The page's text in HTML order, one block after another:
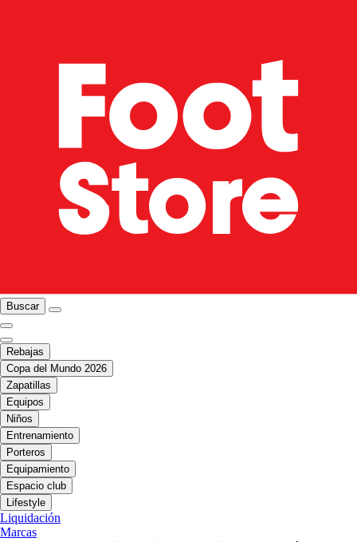
Buscar
Rebajas
Copa del Mundo 2026
Zapatillas
Equipos
Niños
Entrenamiento
Porteros
Equipamiento
Espacio club
Lifestyle
Liquidación
Marcas